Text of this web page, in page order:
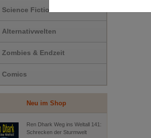
Science Fiction
Alternativwelten
Zombies & Endzeit
Comics
Neu im Shop
Ren Dhark Weg ins Weltall 141:
Schrecken der Sturmwelt